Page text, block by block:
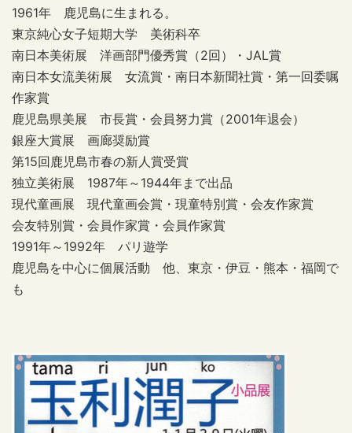
1961年 鹿児島に生まれる。
東京純心女子短期大学 美術科卒
南日本美術展 洋画部門優秀賞（2回）・JAL賞
南日本女流美術展 女流賞・南日本新聞社賞・第一回委嘱
作家賞
鹿児島県美展 市長賞・会員努力賞（2001年退会）
銀座大賞展 画廊奨励賞
第15回鹿児島市春の新人賞受賞
独立美術展 1987年～1944年まで出品
現代童画展 現代童画会賞・現童特別賞・会友作家賞
会友特別賞・会員作家賞・会員作家賞
1991年～1992年 パリ遊学
鹿児島を中心に個展活動 他、東京・伊豆・熊本・福岡で
も